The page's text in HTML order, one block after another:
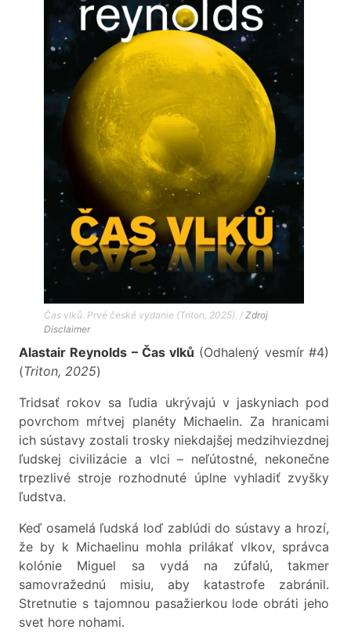
Čas vlků. Prvé české vydanie (Triton, 2025). / Zdroj
Disclaimer
Alastair Reynolds – Čas vlků (Odhalený vesmír #4)
(Triton, 2025)
Tridsať rokov sa ľudia ukrývajú v jaskyniach pod
povrchom mŕtvej planéty Michaelin. Za hranicami
ich sústavy zostali trosky niekdajšej medzihviezdnej
ľudskej civilizácie a vlci – neľútostné, nekonečne
trpezlivé stroje rozhodnuté úplne vyhladiť zvyšky
ľudstva.
Keď osamelá ľudská loď zablúdi do sústavy a hrozí,
že by k Michaelinu mohla prilákať vlkov, správca
kolónie Miguel sa vydá na zúfalú, takmer
samovražednú misiu, aby katastrofe zabránil.
Stretnutie s tajomnou pasažierkou lode obráti jeho
svet hore nohami.